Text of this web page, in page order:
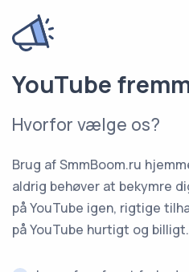
YouTube
Hvorfor vælge os?
Brug af SmmBoom.ru
aldrig behøver at bekymre
på YouTube igen, rigtige
på YouTube hurtigt og billigt.